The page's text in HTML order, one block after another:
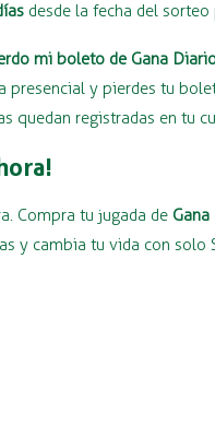
desde la fecha del
mi boleto de Gana
presencial y pierdes tu
quedan registradas en tu
Compra tu jugada de
y cambia tu vida con solo